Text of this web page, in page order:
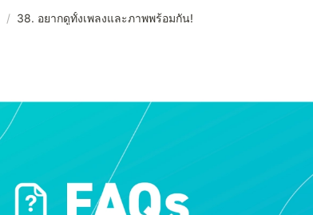
/ 38. อยากดูทั้งเพลงและภาพพร้อมกัน!